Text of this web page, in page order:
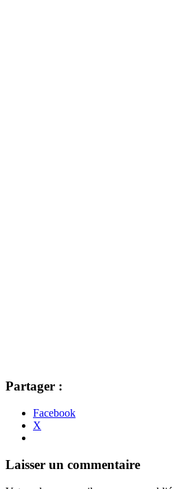
Partager :
Facebook
X
Navigation
←
→
Laisser un commentaire